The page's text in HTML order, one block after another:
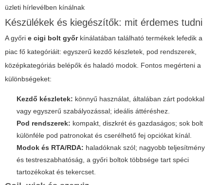
üzleti hírlevélben kínálnak
Készülékek és kiegészítők: mit érdemes tudni
A győri e cigi bolt győrkínálatában található termékek lefedik a
piac fő kategóriáit: egyszerű kezdő készletek, pod rendszerek,
középkategóriás belépők és haladó modok. Fontos megérteni a
különbségeket:
Kezdő készletek: könnyű használat, általában zárt podokkal
vagy egyszerű szabályozással; ideális áttéréshez.
Pod rendszerek: kompakt, diszkrét és gazdaságos; sok bolt
különféle pod patronokat és cserélhető fej opciókat kínál.
Modok és RTA/RDA: haladóknak szól; nagyobb teljesítmény
és testreszabhatóság, a győri boltok többsége tart spéci
tartozékokat és tekercset.